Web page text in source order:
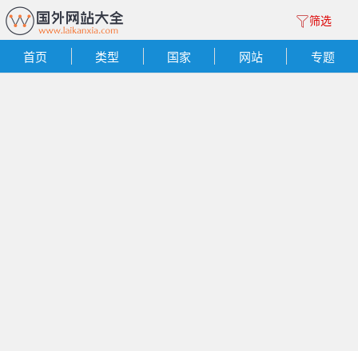
筛选
首页 类型 国家 网站 专题